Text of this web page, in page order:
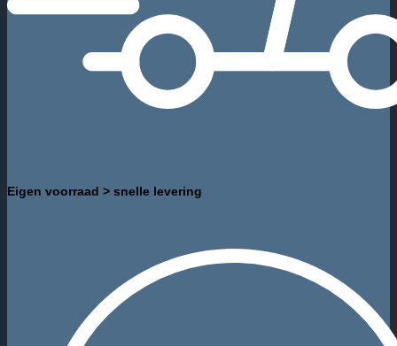
Eigen voorraad > snelle levering